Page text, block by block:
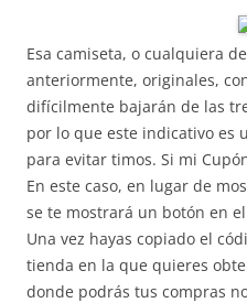
Esa camiseta, o cualquiera
anteriormente, originales,
difícilmente bajarán de las
por lo que este indicativo es
para evitar timos. Si mi
En este caso, en lugar de
se te mostrará un botón en el
Una vez hayas copiado el
tienda en la que quieres
donde podrás tus compras